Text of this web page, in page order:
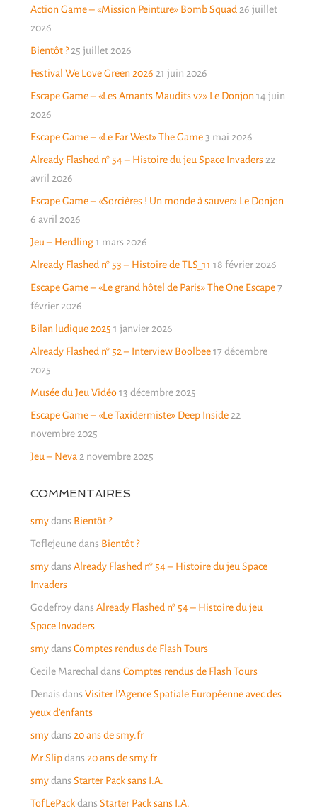
Action Game – «Mission Peinture» Bomb Squad 26 juillet
2026
Bientôt ? 25 juillet 2026
Festival We Love Green 2026 21 juin 2026
Escape Game – «Les Amants Maudits v2» Le Donjon 14 juin
2026
Escape Game – «Le Far West» The Game 3 mai 2026
Already Flashed n° 54 – Histoire du jeu Space Invaders 22
avril 2026
Escape Game – «Sorcières ! Un monde à sauver» Le Donjon
6 avril 2026
Jeu – Herdling 1 mars 2026
Already Flashed n° 53 – Histoire de TLS_11 18 février 2026
Escape Game – «Le grand hôtel de Paris» The One Escape 7
février 2026
Bilan ludique 2025 1 janvier 2026
Already Flashed n° 52 – Interview Boolbee 17 décembre
2025
Musée du Jeu Vidéo 13 décembre 2025
Escape Game – «Le Taxidermiste» Deep Inside 22
novembre 2025
Jeu – Neva 2 novembre 2025
COMMENTAIRES
smydans Bientôt ?
Toflejeunedans Bientôt ?
smydans Already Flashed n° 54 – Histoire du jeu Space
Invaders
Godefroydans Already Flashed n° 54 – Histoire du jeu
Space Invaders
smydans Comptes rendus de Flash Tours
Cecile Marechal dans Comptes rendus de Flash Tours
Denais dans Visiter l’Agence Spatiale Européenne avec des
yeux d’enfants
smydans 20 ans de smy.fr
Mr Slipdans 20 ans de smy.fr
smydans Starter Pack sans I.A.
TofLePackdans Starter Pack sans I.A.